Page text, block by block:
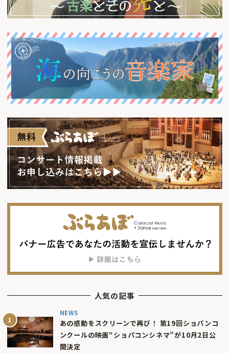
人気の記事
NEWS
あの感動をスクリーンで再び！ 第19回ショパンコ
ンクールの映画“ショパコンシネマ”が10月2日公
開決定